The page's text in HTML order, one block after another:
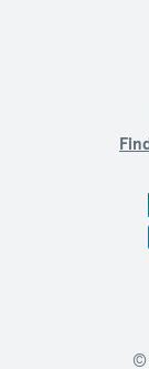
©